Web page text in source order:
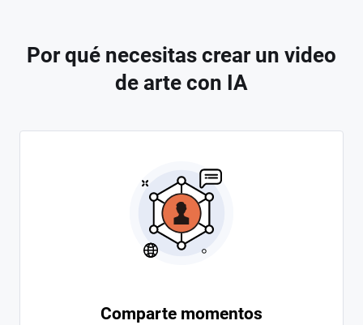
Por qué necesitas crear un video
de arte con IA
Comparte momentos